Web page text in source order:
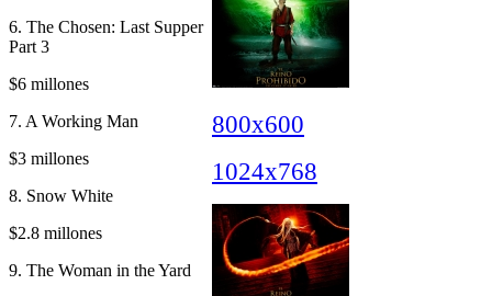
6. The Chosen: Last Supper
Part 3
$6 millones
7. A Working Man
$3 millones
8. Snow White
$2.8 millones
9. The Woman in the Yard
800x600
1024x768